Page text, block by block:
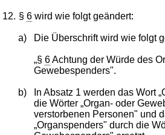
12. §6 wird wie folgt geändert:
a) Die Überschrift wird wie folgt
„§ 6Achtung der Würde des
Gewebespenders".
b)
In Absatz 1 werden das Wort
die Wörter „Organ- oder
verstorbenen Personen" und
„Organspenders" durch die